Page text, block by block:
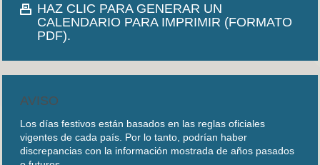
HAZ CLIC PARA GENERAR UN
CALENDARIO PARA IMPRIMIR (FORMATO
PDF).
AVISO
Los días festivos están basados en las reglas oficiales
vigentes de cada país. Por lo tanto, podrían haber
discrepancias con la información mostrada de años pasados